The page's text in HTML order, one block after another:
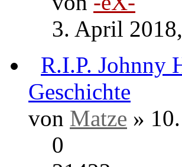
von
Matze»
26460
vonMatze